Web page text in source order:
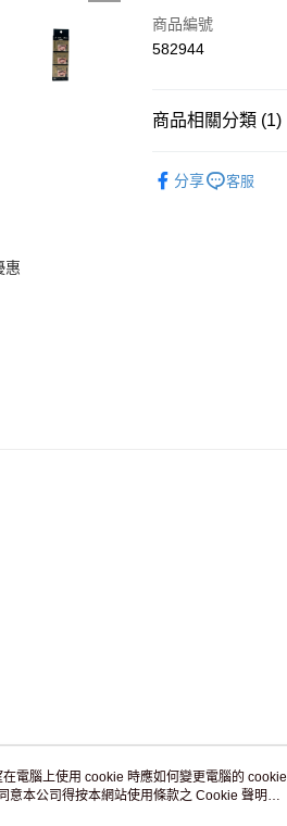
惠
信用卡
商品編號
582944
商品相關分類 (1)
分享
客服
客戶服務
電腦上使用 cookie 時應如何變更電腦的 cookie
意本公司得按本網站使用條款之 Cookie 聲明使